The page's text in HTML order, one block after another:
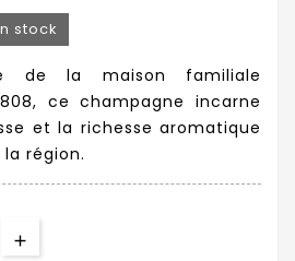
stock
de la maison familiale
ce champagne incarne
et la richesse aromatique
région.